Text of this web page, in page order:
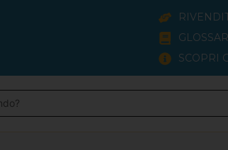
SCOPRI